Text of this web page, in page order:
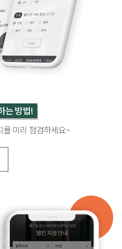
는 방법!
를 미리 점검하세요~